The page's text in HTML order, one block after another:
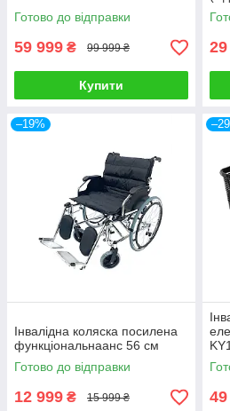
Готово до відправки
59 999 ₴ 99 999 ₴
Купити
–19%
Інвалідна коляска посилена
функціональнаанс 56 см
Готово до відправки
12 999 ₴ 15 999 ₴